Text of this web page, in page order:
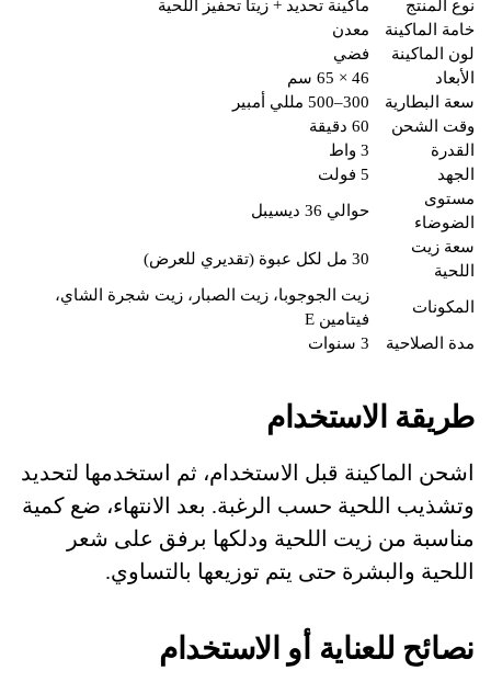
نوع المنتج
ماكينة تحديد + زيتا تحفيز اللحية
خامة الماكينة
معدن
لون الماكينة
فضي
الأبعاد
46 × 65 سم
سعة البطارية
300–500 مللي أمبير
وقت الشحن
60 دقيقة
القدرة
3 واط
الجهد
5 فولت
مستوى
الضوضاء
حوالي 36 ديسيبل
سعة زيت
اللحية
30 مل لكل عبوة (تقديري للعرض)
المكونات
زيت الجوجوبا، زيت الصبار، زيت شجرة الشاي،
فيتامين E
مدة الصلاحية
3 سنوات
طريقة الاستخدام
اشحن الماكينة قبل الاستخدام، ثم استخدمها لتحديد
وتشذيب اللحية حسب الرغبة. بعد الانتهاء، ضع كمية
مناسبة من زيت اللحية ودلكها برفق على شعر
اللحية والبشرة حتى يتم توزيعها بالتساوي.
نصائح للعناية أو الاستخدام